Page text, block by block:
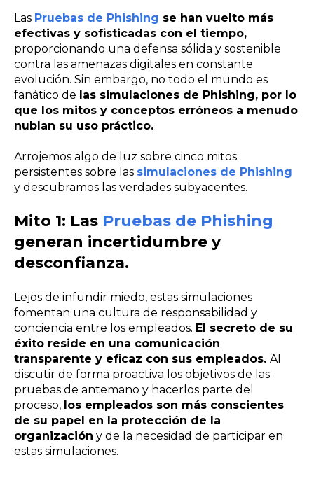
Las Pruebas de Phishing se han vuelto más
efectivas y sofisticadas con el tiempo,
proporcionando una defensa sólida y sostenible
contra las amenazas digitales en constante
evolución. Sin embargo, no todo el mundo es
fanático de las simulaciones de Phishing, por lo
que los mitos y conceptos erróneos a menudo
nublan su uso práctico.
Arrojemos algo de luz sobre cinco mitos
persistentes sobre las simulaciones de Phishing
y descubramos las verdades subyacentes.
Mito 1: Las Pruebas de Phishing
generan incertidumbre y
desconfianza.
Lejos de infundir miedo, estas simulaciones
fomentan una cultura de responsabilidad y
conciencia entre los empleados. El secreto de su
éxito reside en una comunicación
transparente y eficaz con sus empleados. Al
discutir de forma proactiva los objetivos de las
pruebas de antemano y hacerlos parte del
proceso, los empleados son más conscientes
de su papel en la protección de la
organización y de la necesidad de participar en
estas simulaciones.